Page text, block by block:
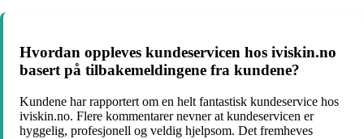
Hvordan oppleves kundeservicen hos iviskin.no
basert på tilbakemeldingene fra kundene?
Kundene har rapportert om en helt fantastisk kundeservice hos
iviskin.no. Flere kommentarer nevner at kundeservicen er
hyggelig, profesjonell og veldig hjelpsom. Det fremheves